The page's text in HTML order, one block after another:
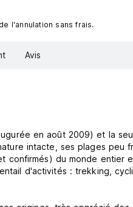
l'annulation sans frais.
Avis
en août 2009) et la
intacte, ses plages peu
confirmés) du monde entier
d'activités : trekking,